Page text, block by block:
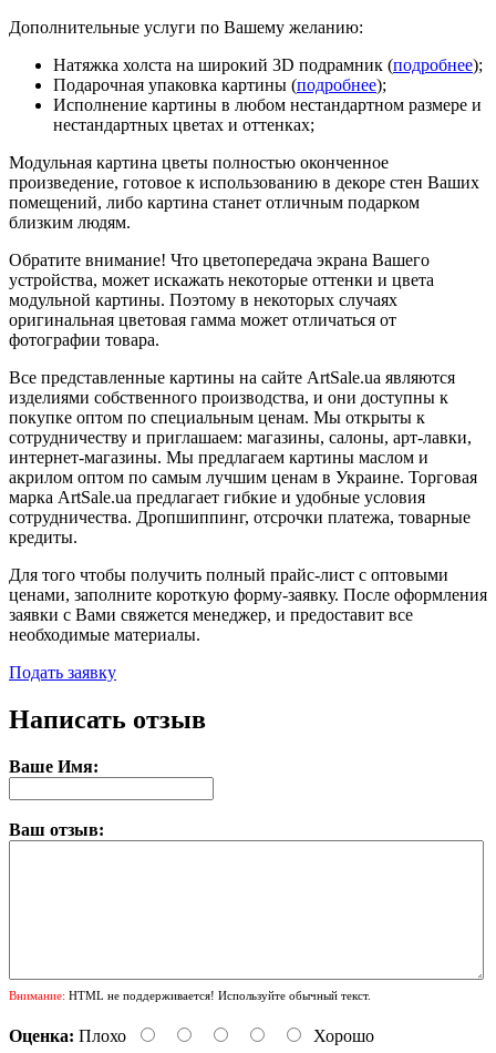
Дополнительные услуги по Вашему желанию:
Натяжка холста на широкий 3D подрамник (подробнее);
Подарочная упаковка картины (подробнее);
Исполнение картины в любом нестандартном размере и
нестандартных цветах и оттенках;
Модульная картина цветы полностью оконченное
произведение, готовое к использованию в декоре стен Ваших
помещений, либо картина станет отличным подарком
близким людям.
Обратите внимание! Что цветопередача экрана Вашего
устройства, может искажать некоторые оттенки и цвета
модульной картины. Поэтому в некоторых случаях
оригинальная цветовая гамма может отличаться от
фотографии товара.
Все представленные картины на сайте ArtSale.ua являются
изделиями собственного производства, и они доступны к
покупке оптом по специальным ценам. Мы открыты к
сотрудничеству и приглашаем: магазины, салоны, арт-лавки,
интернет-магазины. Мы предлагаем картины маслом и
акрилом оптом по самым лучшим ценам в Украине. Торговая
марка ArtSale.ua предлагает гибкие и удобные условия
сотрудничества. Дропшиппинг, отсрочки платежа, товарные
кредиты.
Для того чтобы получить полный прайс-лист с оптовыми
ценами, заполните короткую форму-заявку. После оформления
заявки с Вами свяжется менеджер, и предоставит все
необходимые материалы.
Подать заявку
Написать отзыв
Ваше Имя:
Ваш отзыв:
Внимание: HTML не поддерживается! Используйте обычный текст.
Оценка: Плохо Хорошо